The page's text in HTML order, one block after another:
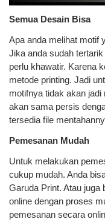
Semua Desain Bisa
Apa anda melihat motif
Jika anda sudah
perlu khawatir. Karena
metode printing. Jadi
motifnya tidak akan
akan sama persis
tersedia file
Pemesanan Mudah
Untuk melakukan
cukup mudah. Anda
Garuda Print. Atau
online dengan proses
pemesanan secara